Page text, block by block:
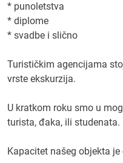
* punoletstva
* diplome
* svadbe i slično
Turističkim agencijama
vrste ekskurzija.
U kratkom roku smo u
turista, đaka, ili studenata.
Kapacitet našeg objekta